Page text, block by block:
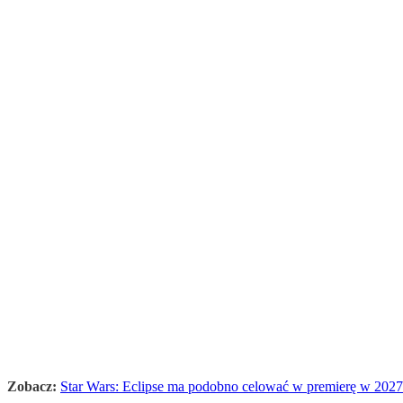
Zobacz: Star Wars: Eclipse ma podobno celować w premierę w